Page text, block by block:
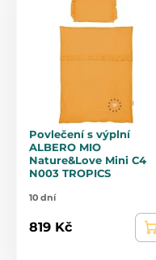
Povlečení s výplní
ALBERO MIO
Nature&Love Mini C4
N003 TROPICS
10 dní
819 Kč